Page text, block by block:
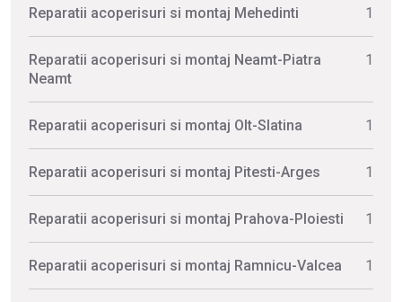
Reparatii acoperisuri si montaj Mehedinti 1
Reparatii acoperisuri si montaj Neamt-Piatra
Neamt
1
Reparatii acoperisuri si montaj Olt-Slatina 1
Reparatii acoperisuri si montaj Pitesti-Arges 1
Reparatii acoperisuri si montaj Prahova-Ploiesti 1
Reparatii acoperisuri si montaj Ramnicu-Valcea 1